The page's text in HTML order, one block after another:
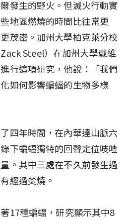
發生的野火。但滅火行動實
地區燃燒的時間比往常更
茂密。加州大學柏克萊分校
Steel）在加州大學戴維
行這項研究，他說：「我們
如何影響蝙蝠的生物多樣
四年時間，在內華達山脈六
下蝙蝠獨特的回聲定位吱喳
。其中三處在不久前發生過
經過焚燒。
17種蝙蝠，研究顯示其中8